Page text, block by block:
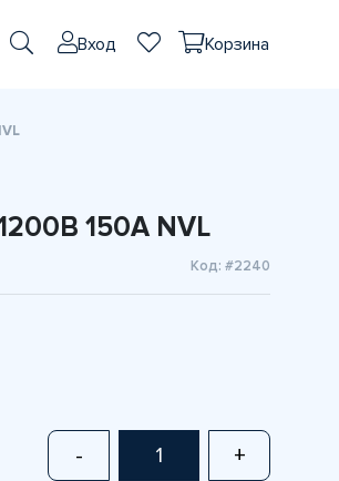
Вход Корзина
150А NVL
Код: #2240
- +